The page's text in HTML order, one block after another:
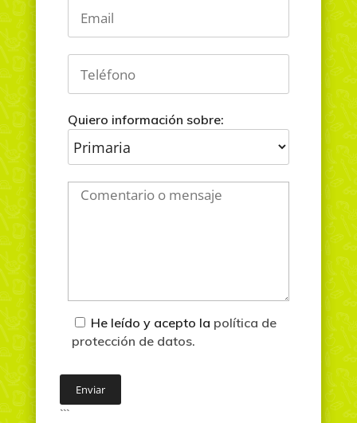
Quiero información sobre:
He leído y acepto la política de
protección de datos.
```